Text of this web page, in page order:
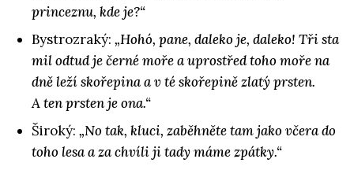
princeznu, kde je?“
Bystrozraký: „Hohó, pane, daleko je, daleko! Tři sta
mil odtud je černé moře a uprostřed toho moře na
dně leží skořepina a v té skořepině zlatý prsten.
A ten prsten je ona.“
Široký: „No tak, kluci, zaběhněte tam jako včera do
toho lesa a za chvíli ji tady máme zpátky.“